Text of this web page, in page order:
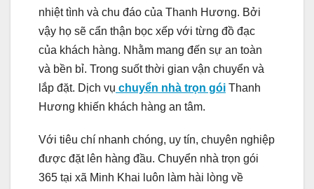
nhiệt tình và chu đáo của Thanh Hương. Bởi
vậy họ sẽ cẩn thận bọc xếp với từng đồ đạc
của khách hàng. Nhằm mang đến sự an toàn
và bền bỉ. Trong suốt thời gian vận chuyển và
lắp đặt. Dịch vụ chuyển nhà trọn gói Thanh
Hương khiến khách hàng an tâm.
Với tiêu chí nhanh chóng, uy tín, chuyên nghiệp
được đặt lên hàng đầu. Chuyển nhà trọn gói
365 tại xã Minh Khai luôn làm hài lòng về